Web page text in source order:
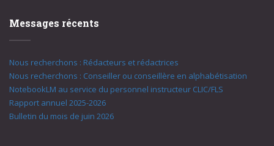
Messages récents
Nous recherchons : Rédacteurs et rédactrices
Nous recherchons : Conseiller ou conseillère en alphabétisation
NotebookLM au service du personnel instructeur CLIC/FLS
Rapport annuel 2025-2026
Bulletin du mois de juin 2026